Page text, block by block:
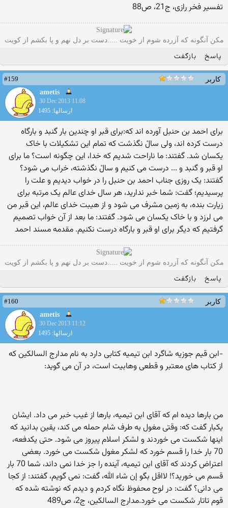
تفسیر فخر رازی، ج21، ص88
مکن آنگونه که آزرده شوم از خویت .....دست بر دل نهم و پا بکشم از کویت
پاسخ بازگفت
کاربر
#159
ametis
30 Dec 2013 11:08
ارسالها: 1495
برای احمد بن حنبل آورده اند که:برای قبر او چندین بار گنبد و بارگاه
درست کرده اند، ‌ولی سالْ نگذشت که تمام این تشکیلات با خاک
یکسان شد. گفتند: ما ناراحت شدیم که خدا، این چگونه است؟ ما برای
او قبر و گنبد و ... درست می کنیم و سالْ نگذشته، خراب می شود؟
گفتند: یک روزی جناب احمد بن حنبل را در خواب دیدیم و علت را
پرسیدیم؛ گفت: شما خبر ندارید، هر سال خدای عالم یک مرتبه برای
زیارت بنده، به زمین مشرف می شود و از هیبت خدای عالم،‌ این قبر من
می لرزد و با خاک یکسان می شود. گفتند: ما بعد از آن خواب تصمیم
گرفتیم که دیگر برای او قبر و بارگاه درست نکنیم. مقدمه مسند احمد
مکن آنگونه که آزرده شوم از خویت .....دست بر دل نهم و پا بکشم از کویت
پاسخ بازگفت
کاربر
#160
ametis
30 Dec 2013 11:12
ارسالها: 1495
-ابن قیم جوزیه شاگرد ابن تیمیه کتابی دارد به نام مدارج السالکین که
از کتاب های معتبر و قطعی وهابیت است، در آن می گوید:
من بارها دیده ام که آقای ابن تیمیه، بارها از غیب خبر می داد. ایشان
یکبار گفت که: وقتی مغول به طرف شام حمله می کند، یقین بدانید که
اینها شکست می خوردند و لشکر اسلام پیروز می شود. حتی یکدفعه،
70 بار خدا را قسم خورد که لشکر مغول شکست می خورد. بعضی
اعتراض کردند که آقای ابن تیمیه، آینده را جز خدا نمی داند، شما 70 بار
قسم می خورید؟! لااقل بگو إن شاء الله، گفت: نمی گویم، گفتند: از کجا
می دانی؟ گفت: در لوح محفوظ نگاه کردم و دیدم که نوشته شده که
قوم تاتار شکست می خورد.مدارج السالکین، ج2، ص489